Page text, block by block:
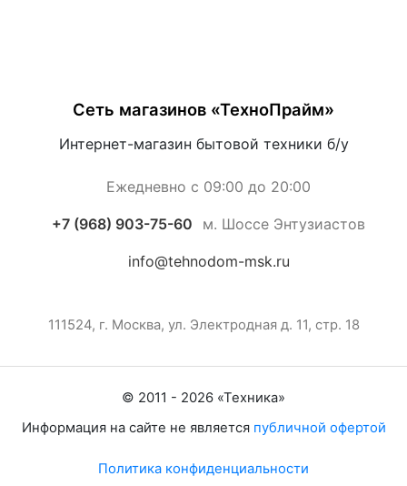
Сеть магазинов «ТехноПрайм»
Интернет-магазин бытовой техники б/у
Ежедневно с 09:00 до 20:00
+7 (968) 903-75-60 м. Шоссе Энтузиастов
info@tehnodom-msk.ru
111524, г. Москва, ул. Электродная д. 11, стр. 18
© 2011 - 2026 «Техника»
Информация на сайте не является публичной офертой
Политика конфиденциальности